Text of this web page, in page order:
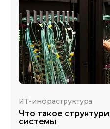
ИТ-инфраструктура
Что такое
системы